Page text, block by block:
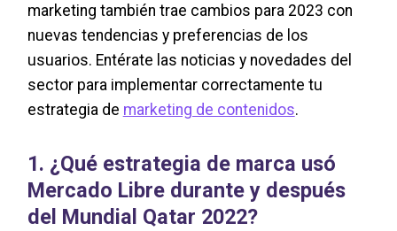
marketing también trae cambios para 2023 con
nuevas tendencias y preferencias de los
usuarios. Entérate las noticias y novedades del
sector para implementar correctamente tu
estrategia de marketing de contenidos.
1. ¿Qué estrategia de marca usó
Mercado Libre durante y después
del Mundial Qatar 2022?